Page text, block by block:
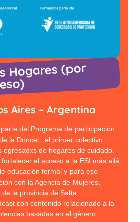
Hogares (por
Aires – Argentina
del Programa de participación
la Doncel, el primer colectivo
de hogares de cuidado.
el acceso a la ESI más allá
educación formal y para eso
con la Agencia de Mujeres,
la provincia de Salta,
con contenido relacionado a la
basadas en el género .